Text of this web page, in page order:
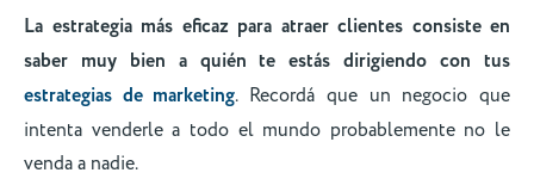
La estrategia más eficaz para atraer clientes consiste en
saber muy bien a quién te estás dirigiendo con tus
estrategias de marketing. Recordá que un negocio que
intenta venderle a todo el mundo probablemente no le
venda a nadie.